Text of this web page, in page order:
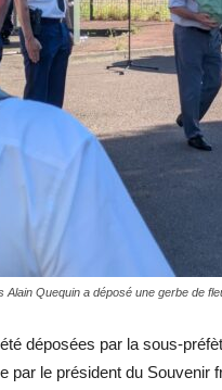
Quequin a déposé une gerbe de
déposées par la sous-
par le président du Souvenir